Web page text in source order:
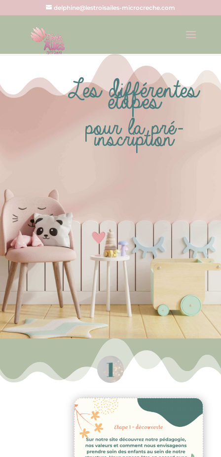
delphine@lestroisailes-microcreche.com
Les différentes
étapes
pour la pré-
inscription